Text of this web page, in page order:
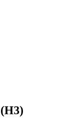
(H3)